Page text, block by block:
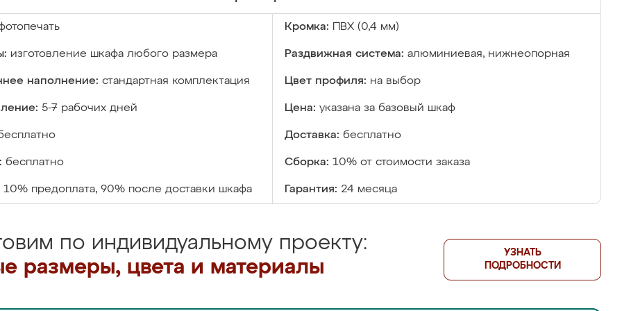
Кромка: ПВХ (0,4 мм)
изготовление шкафа любого размера Раздвижная система: алюминиевая, нижнеопорная
наполнение: стандартная комплектация Цвет профиля: на выбор
5-7 рабочих дней Цена: указана за базовый шкаф
Доставка: бесплатно
бесплатно Сборка: 10% от стоимости заказа
10% предоплата, 90% после доставки шкафа Гарантия: 24 месяца
по индивидуальному проекту:
размеры, цвета и материалы
УЗНАТЬ
ПОДРОБНОСТИ